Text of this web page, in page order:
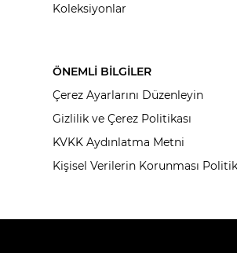
Koleksiyonlar
ÖNEMLİ BİLGİLER
Çerez Ayarlarını Düzenleyin
Gizlilik ve Çerez Politikası
KVKK Aydınlatma Metni
Kişisel Verilerin Korunması